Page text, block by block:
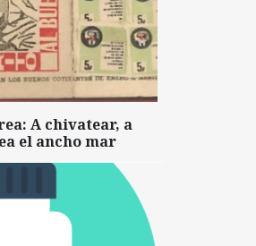
A chivatear, a
el ancho mar